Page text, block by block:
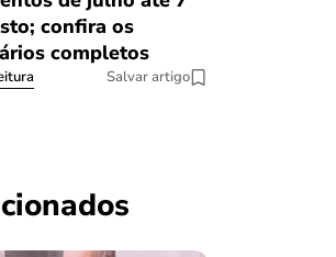
confira os
completos
Salvar artigo